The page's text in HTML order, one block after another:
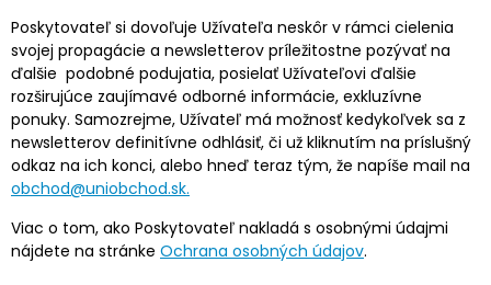
Poskytovateľ si dovoľuje Užívateľa neskôr v rámci cielenia
svojej propagácie a newsletterov príležitostne pozývať na
ďalšie podobné podujatia, posielať Užívateľovi ďalšie
rozširujúce zaujímavé odborné informácie, exkluzívne
ponuky. Samozrejme, Užívateľ má možnosť kedykoľvek sa z
newsletterov definitívne odhlásiť, či už kliknutím na príslušný
odkaz na ich konci, alebo hneď teraz tým, že napíše mail na
obchod@uniobchod.sk.
Viac o tom, ako Poskytovateľ nakladá s osobnými údajmi
nájdete na stránke Ochrana osobných údajov.